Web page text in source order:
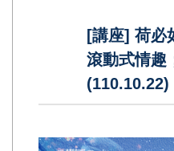
[講座] 荷必
滾動式情趣
(110.10.22)